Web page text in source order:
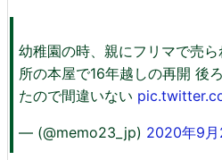
幼稚園の時、親にフリマで売
所の本屋で16年越しの再開 後
たので間違いない
— (@memo23_jp) 2020年9月